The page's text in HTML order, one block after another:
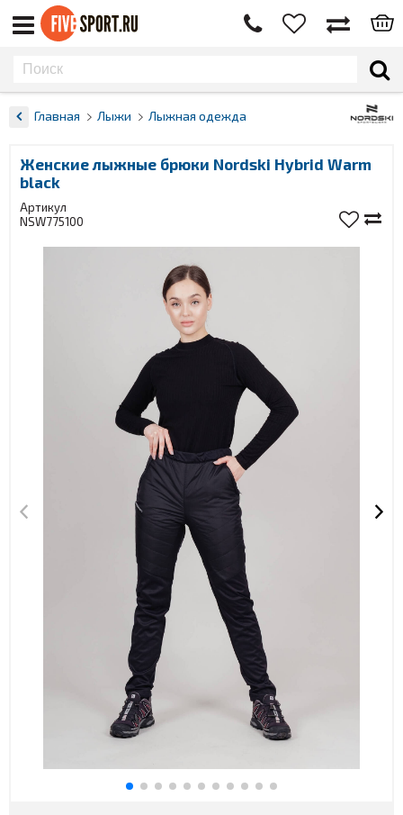
Главная Лыжи Лыжная одежда
Женские лыжные брюки Nordski Hybrid Warm
black
Артикул
NSW775100